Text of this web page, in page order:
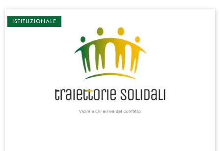
ISTITUZIONALE